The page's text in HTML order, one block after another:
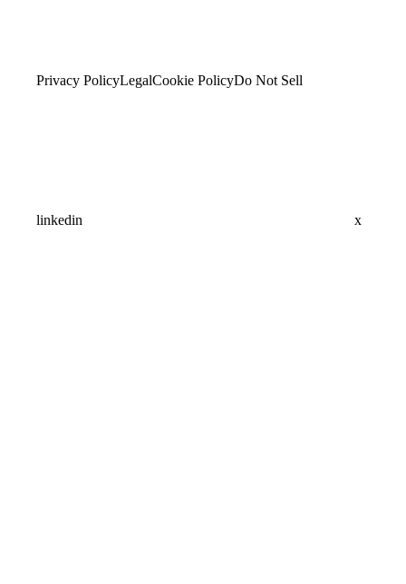
Privacy PolicyLegalCookie PolicyDo Not Sell
linkedin x